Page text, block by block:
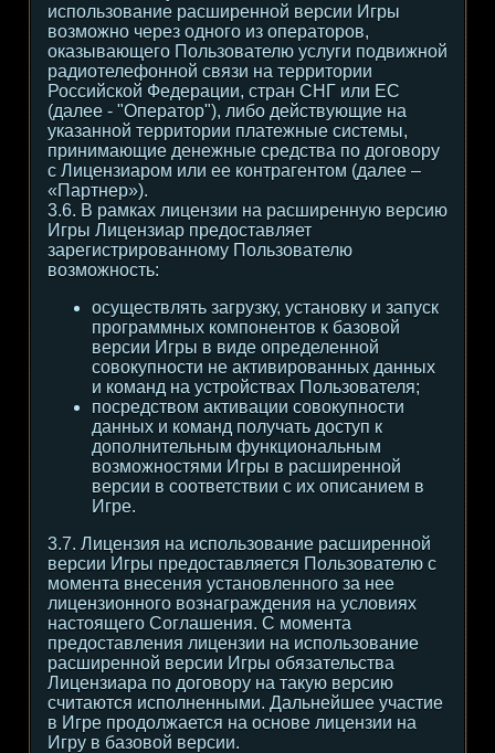
использование расширенной версии Игры
возможно через одного из операторов,
оказывающего Пользователю услуги подвижной
радиотелефонной связи на территории
Российской Федерации, стран СНГ или ЕС
(далее - "Оператор"), либо действующие на
указанной территории платежные системы,
принимающие денежные средства по договору
с Лицензиаром или ее контрагентом (далее –
«Партнер»).
3.6. В рамках лицензии на расширенную версию
Игры Лицензиар предоставляет
зарегистрированному Пользователю
возможность:
осуществлять загрузку, установку и запуск
программных компонентов к базовой
версии Игры в виде определенной
совокупности не активированных данных
и команд на устройствах Пользователя;
посредством активации совокупности
данных и команд получать доступ к
дополнительным функциональным
возможностями Игры в расширенной
версии в соответствии с их описанием в
Игре.
3.7. Лицензия на использование расширенной
версии Игры предоставляется Пользователю с
момента внесения установленного за нее
лицензионного вознаграждения на условиях
настоящего Соглашения. С момента
предоставления лицензии на использование
расширенной версии Игры обязательства
Лицензиара по договору на такую версию
считаются исполненными. Дальнейшее участие
в Игре продолжается на основе лицензии на
Игру в базовой версии.